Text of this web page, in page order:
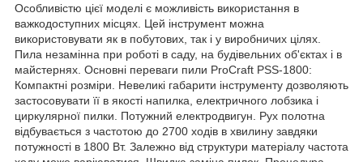
Особливістю цієї моделі є можливість використання в
важкодоступних місцях. Цей інструмент можна
використовувати як в побутових, так і у виробничих цілях.
Пила незамінна при роботі в саду, на будівельних об'єктах і в
майстернях. Основні переваги пили ProCraft PSS-1800:
Компактні розміри. Невеликі габарити інструменту дозволяють
застосовувати її в якості напилка, електричного лобзика і
циркулярної пилки. Потужний електродвигун. Рух полотна
відбувається з частотою до 2700 ходів в хвилину завдяки
потужності в 1800 Вт. Залежно від структури матеріалу частота